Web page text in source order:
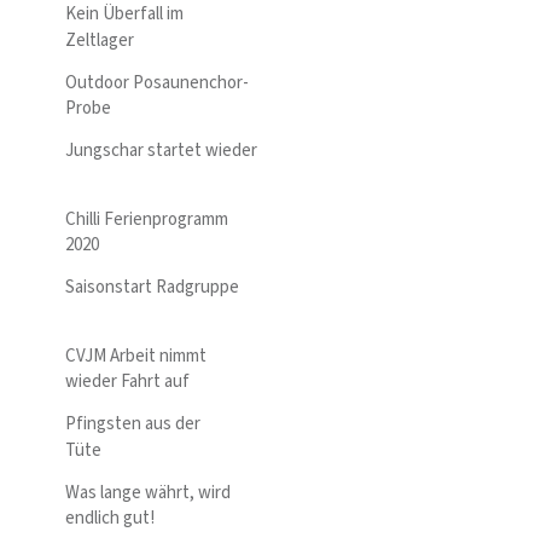
Kein Überfall im
Zeltlager
Outdoor Posaunenchor-
Probe
Jungschar startet wieder
Chilli Ferienprogramm
2020
Saisonstart Radgruppe
CVJM Arbeit nimmt
wieder Fahrt auf
Pfingsten aus der
Tüte
Was lange währt, wird
endlich gut!